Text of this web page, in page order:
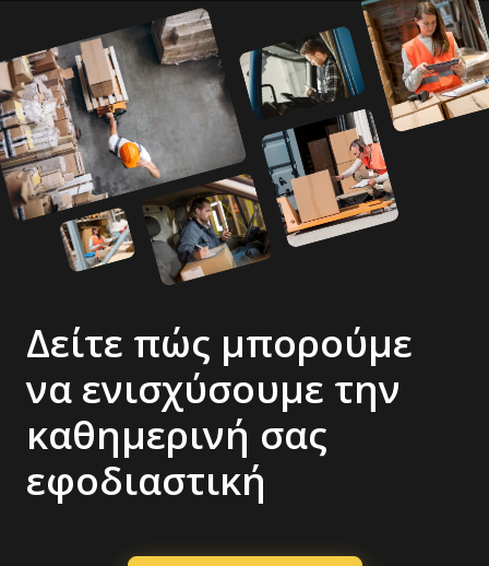
Δείτε πώς μπορούμε
να ενισχύσουμε την
καθημερινή σας
εφοδιαστική